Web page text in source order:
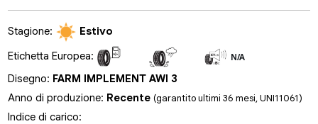
Stagione:
Estivo
Etichetta Europea:
N/A
Disegno: FARM IMPLEMENT AWI 3
Anno di produzione: Recente(garantito ultimi 36 mesi, UNI11061)
Indice di carico: